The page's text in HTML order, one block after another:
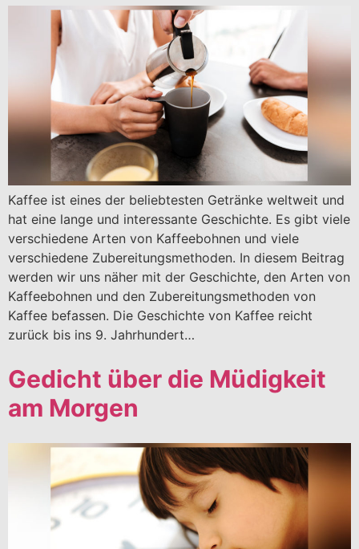
Kaffee ist eines der beliebtesten Getränke weltweit und
hat eine lange und interessante Geschichte. Es gibt viele
verschiedene Arten von Kaffeebohnen und viele
verschiedene Zubereitungsmethoden. In diesem Beitrag
werden wir uns näher mit der Geschichte, den Arten von
Kaffeebohnen und den Zubereitungsmethoden von
Kaffee befassen. Die Geschichte von Kaffee reicht
zurück bis ins 9. Jahrhundert…
Gedicht über die Müdigkeit
am Morgen